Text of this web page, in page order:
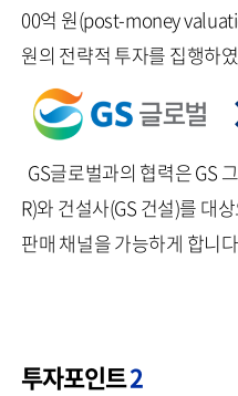
00억 원(post-money
원의 전략적 투자를 집행하
GS글로벌과의 협력은 GS
R)와 건설사(GS 건설)를 대
판매 채널을 가능하게 합니
투자포인트2